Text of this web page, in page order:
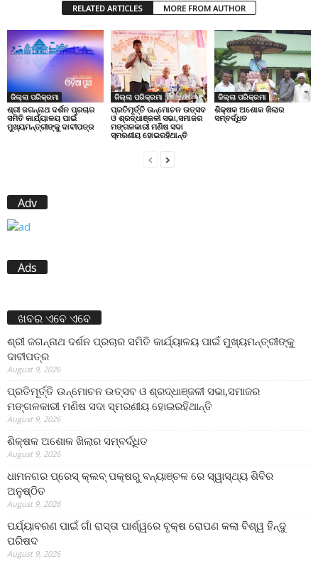
RELATED ARTICLES MORE FROM AUTHOR
ଜିଲ୍ଲା ପରିକ୍ରମା
ଶ୍ରୀ ଜଗନ୍ନାଥ ଦର୍ଶନ ପ୍ରଚାର
ସମିତି କାର୍ଯ୍ୟାଳୟ ପାଇଁ
ମୁଖ୍ୟମନ୍ତ୍ରୀଙ୍କୁ ଦାବୀପତ୍ର
ଜିଲ୍ଲା ପରିକ୍ରମା
ପ୍ରତିମୂର୍ତ୍ତି ଉନ୍ମୋଚନ ଉତ୍ସବ
ଓ ଶ୍ରଦ୍ଧାଞ୍ଜଳୀ ସଭା,ସମାଜର
ମଙ୍ଗଳକାରୀ ମଣିଷ ସଦା
ସ୍ମରଣୀୟ ହୋଇରହିଥାନ୍ତି
ଜିଲ୍ଲା ପରିକ୍ରମା
ଶିକ୍ଷକ ଅଶୋକ ଖିଲାର
ସମ୍ବର୍ଦ୍ଧିତ
Adv
Ads
ଖବର ଏବେ ଏବେ
ଶ୍ରୀ ଜଗନ୍ନାଥ ଦର୍ଶନ ପ୍ରଚାର ସମିତି କାର୍ଯ୍ୟାଳୟ ପାଇଁ ମୁଖ୍ୟମନ୍ତ୍ରୀଙ୍କୁ
ଦାବୀପତ୍ର
August 9, 2026
ପ୍ରତିମୂର୍ତ୍ତି ଉନ୍ମୋଚନ ଉତ୍ସବ ଓ ଶ୍ରଦ୍ଧାଞ୍ଜଳୀ ସଭା,ସମାଜର
ମଙ୍ଗଳକାରୀ ମଣିଷ ସଦା ସ୍ମରଣୀୟ ହୋଇରହିଥାନ୍ତି
August 9, 2026
ଶିକ୍ଷକ ଅଶୋକ ଖିଲାର ସମ୍ବର୍ଦ୍ଧିତ
August 9, 2026
ଧାମନଗର ପ୍ରେସ୍ କ୍ଲବ୍ ପକ୍ଷରୁ ବନ୍ୟାଞ୍ଚଳ ରେ ସ୍ୱାସ୍ଥ୍ୟ ଶିବିର
ଅନୁଷ୍ଠିତ
August 9, 2026
ପର୍ଯ୍ୟାବରଣ ପାଇଁ ଗାଁ ରାସ୍ତା ପାର୍ଶ୍ୱରେ ବୃକ୍ଷ ରୋପଣ କଲା ବିଶ୍ୱ ହିନ୍ଦୁ
ପରିଷଦ
August 9, 2026